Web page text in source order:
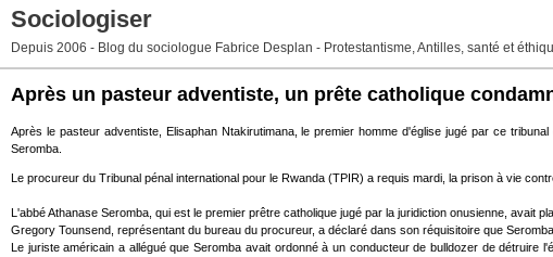
Sociologiser
Depuis 2006 - Blog du sociologue Fabrice Desplan - Protestantisme, Antilles, santé et
Après un pasteur adventiste, un prête catholique
Après le pasteur adventiste, Elisaphan Ntakirutimana, le premier homme d'église jugé par ce
Seromba.
Le procureur du Tribunal pénal international pour le Rwanda (TPIR) a requis mardi, la prison à vie
L'abbé Athanase Seromba, qui est le premier prêtre catholique jugé par la juridiction onusienne, avait
Gregory Tounsend, représentant du bureau du procureur, a déclaré dans son réquisitoire que
Le juriste américain a allégué que Seromba avait ordonné à un conducteur de bulldozer de